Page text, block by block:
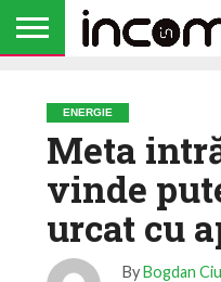
ENERGIE
Meta
vinde
urcat cu
ByBogdan